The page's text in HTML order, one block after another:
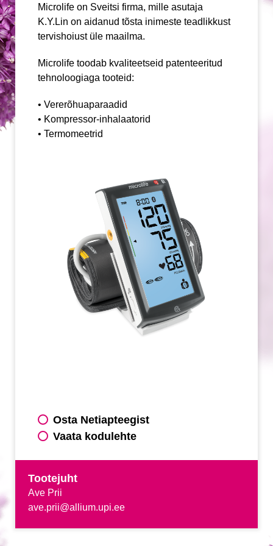
Microlife on Sveitsi firma, mille asutaja
K.Y.Lin on aidanud tõsta inimeste teadlikkust
tervishoiust üle maailma.
Microlife toodab kvaliteetseid patenteeritud
tehnoloogiaga tooteid:
• Vererõhuaparaadid
• Kompressor-inhalaatorid
• Termomeetrid
Osta Netiapteegist
Vaata kodulehte
Tootejuht
Ave Prii
ave.prii@allium.upi.ee